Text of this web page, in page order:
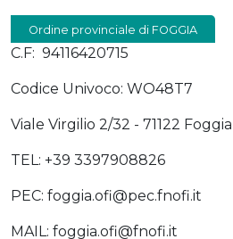
Ordine provinciale di FOGGIA
C.F: 94116420715
Codice Univoco: WO48T7
Viale Virgilio 2/32 - 71122 Foggia
TEL: +39 3397908826
PEC: foggia.ofi@pec.fnofi.it
MAIL: foggia.ofi@fnofi.it